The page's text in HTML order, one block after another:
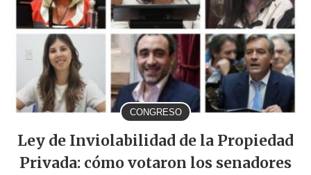
CONGRESO
Ley de Inviolabilidad de la Propiedad
Privada: cómo votaron los senadores